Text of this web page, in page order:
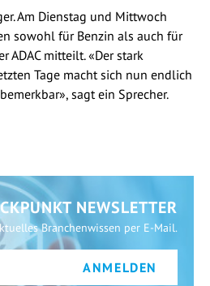
Am Dienstag und Mittwoch
sowohl für Benzin als auch für
ADAC mitteilt. «Der stark
Tage macht sich nun endlich
sagt ein Sprecher.
NEWSLETTER
Branchenwissen per E-Mail.
ANMELDEN